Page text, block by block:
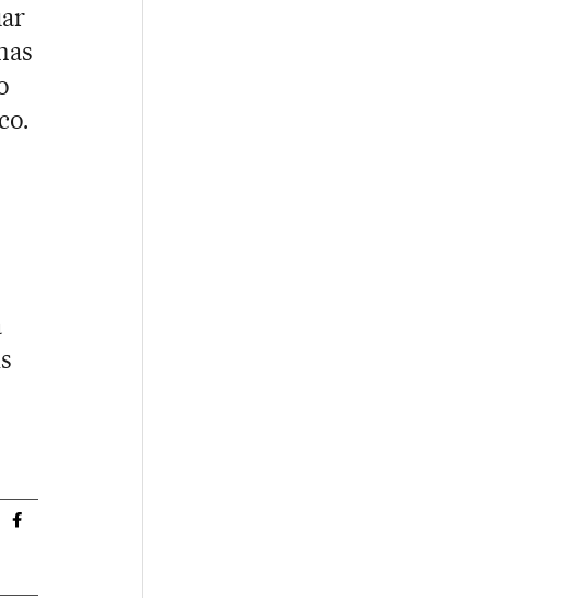
El País Brasil en Twitter
Tecnologia El País Brasil en Facebook